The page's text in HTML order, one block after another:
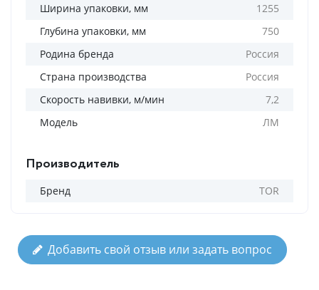
Ширина упаковки, мм
1255
Глубина упаковки, мм
750
Родина бренда
Россия
Страна производства
Россия
Скорость навивки, м/мин
7,2
Модель
ЛМ
Производитель
Бренд TOR
Добавить свой отзыв или задать вопрос